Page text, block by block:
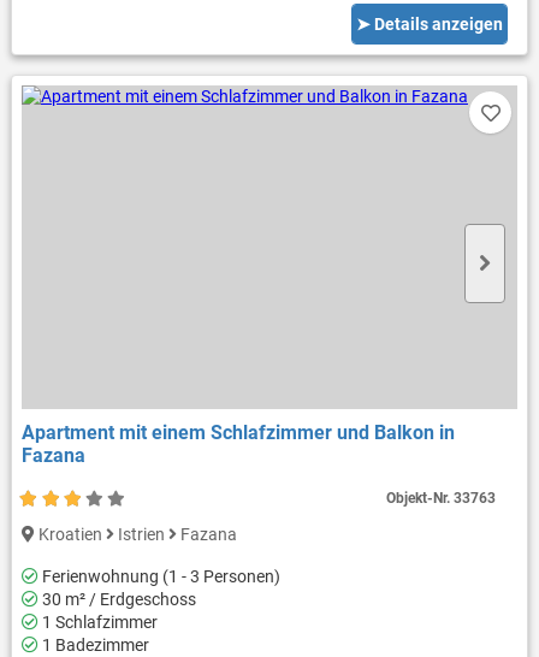
➤ Details anzeigen
Apartment mit einem Schlafzimmer und Balkon in
Fazana
Kroatien Istrien Fazana
Ferienwohnung (1 - 3 Personen)
30 m² / Erdgeschoss
1 Schlafzimmer
1 Badezimmer
Objekt-Nr.33763